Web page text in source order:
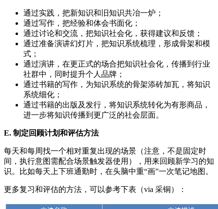
通过实践，把新知识和旧知识共冶一炉；
通过写作，把经验和体会书面化；
通过讨论和交流，把知识社会化，获得建议和反馈；
通过准备演讲幻灯片，把知识系统梳理，形成骨架和模
式；
通过演讲，在更正式的场合把知识社会化，传播到行业
社群中，同时提升个人品牌；
通过书籍的写作，为知识系统的骨架添砖加瓦，将知识
系统细化；
通过书籍的出版及发行，将知识系统转化为有形商品，
进一步将知识传播到更广泛的社会层面。
E. 制定回顾计划和评估方法
每天和每周找一个相对重复出现的场景（注意，不是固定时
间，执行意图需配合场景触发器使用），用来回顾新学习的知
识。比如每天上下班通勤时，在头脑中重“画”一次笔记地图。
更多复习和评估的方法，可以参考下表（via 采铜）：